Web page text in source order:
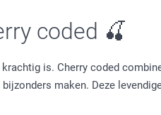
coded 🍒
is. Cherry coded
maken. Deze